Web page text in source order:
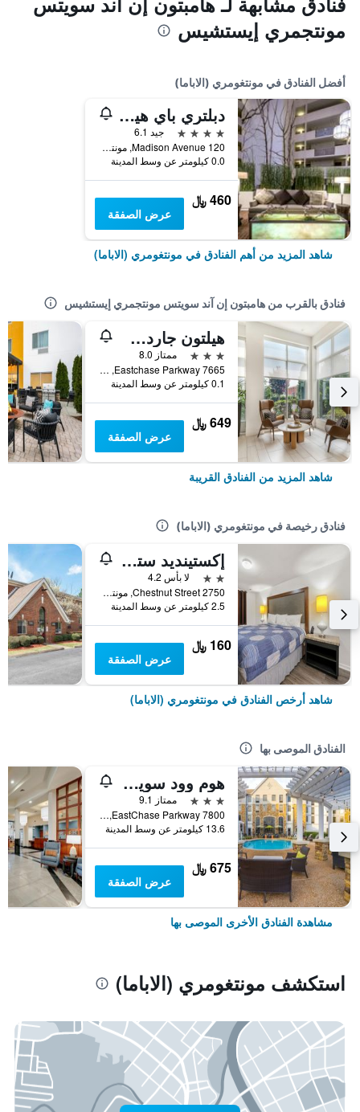
مونتجمري إيستشيس
أفضل الفنادق في مونتغومري (الاباما)
دبلتري باي هيلتون هوتل مونتجمري داونتاون
4 نجوم
جيد 6.1
120 Madison Avenue, مونتغومري (الاباما), AL, الولايات المتحدة الأميريكية
0.0 كيلومتر عن وسط المدينة
460 ﷼
عرض الصفقة
شاهد المزيد من أهم الفنادق في مونتغومري (الاباما)
فنادق بالقرب من هامبتون إن آند سويتس مونتجمري إيستشيس
هيلتون جاردن إن مونتجمري - إيست تشايس
3 نجوم
ممتاز 8.0
7665 Eastchase Parkway, مونتغومري (الاباما), AL, الولايات المتحدة الأميريكية
0.1 كيلومتر عن وسط المدينة
649 ﷼
عرض الصفقة
شاهد المزيد من الفنادق القريبة
فنادق رخيصة في مونتغومري (الاباما)
إكستينديد ستاي استوديوز
2 نجمتين
لا بأس 4.2
2750 Chestnut Street, مونتغومري (الاباما), AL, الولايات المتحدة الأميريكية
2.5 كيلومتر عن وسط المدينة
160 ﷼
عرض الصفقة
شاهد أرخص الفنادق في مونتغومري (الاباما)
الفنادق الموصى بها
هوم وود سويتس باي هيلتون مونتجمري إيست تشايس
3 نجوم
ممتاز 9.1
7800 EastChase Parkway, مونتغومري (الاباما), AL, الولايات المتحدة الأميريكية
13.6 كيلومتر عن وسط المدينة
675 ﷼
عرض الصفقة
مشاهدة الفنادق الأخرى الموصى بها
استكشف مونتغومري (الاباما)